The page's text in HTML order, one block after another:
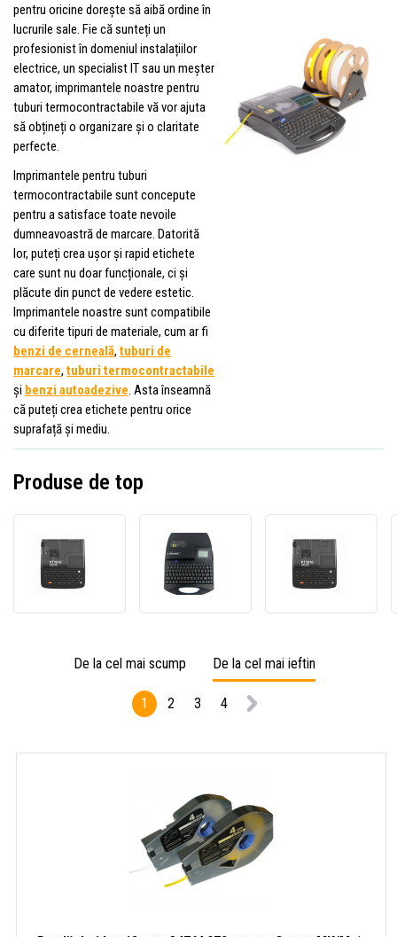
pentru oricine dorește să aibă ordine în
lucrurile sale. Fie că sunteți un
profesionist în domeniul instalațiilor
electrice, un specialist IT sau un meșter
amator, imprimantele noastre pentru
tuburi termocontractabile vă vor ajuta
să obțineți o organizare și o claritate
perfecte.
Imprimantele pentru tuburi
termocontractabile sunt concepute
pentru a satisface toate nevoile
dumneavoastră de marcare. Datorită
lor, puteți crea ușor și rapid etichete
care sunt nu doar funcționale, ci și
plăcute din punct de vedere estetic.
Imprimantele noastre sunt compatibile
cu diferite tipuri de materiale, cum ar fi
benzi de cerneală, tuburi de
marcare, tuburi termocontractabile
și benzi autoadezive. Asta înseamnă
că puteți crea etichete pentru orice
suprafață și mediu.
Produse de top
pentru
L-
pentru
De la cel mai scump De la cel mai ieftin
1 2 3 4